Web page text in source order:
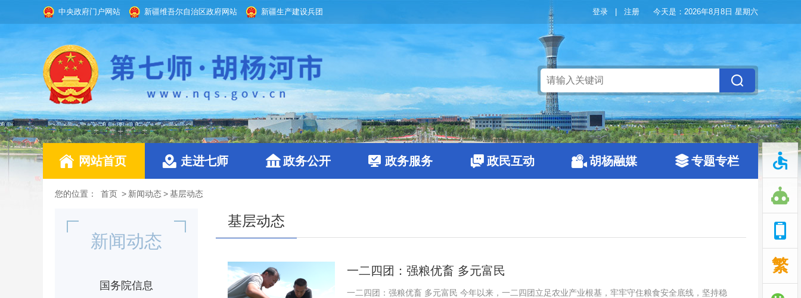
中央政府门户网站 新疆维吾尔自治区政府网站 新疆生产建设兵团 登录 注册 今天是： 2026年8月8日 星期六
网站首页 走进七师 政务公开 政务服务 政民互动 胡杨融媒 专题专栏
您的位置： 首页 > 新闻动态>基层动态
新闻动态
国务院信息
基层动态
一二四团：强粮优畜 多元富民
一二四团：强粮优畜 多元富民 今年以来，一二四团立足农业产业根基，牢牢守住粮食安全底线，坚持稳
繁